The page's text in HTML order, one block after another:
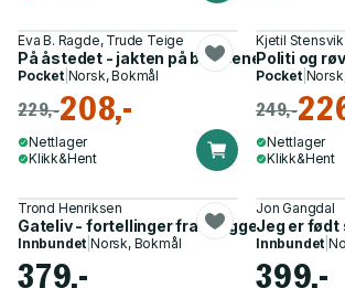
Eva B. Ragde, Trude Teige
På åstedet - jakten på bevisene
Pocket| Norsk, Bokmål
229,-208,-
Nettlager
Klikk&Hent
Kjetil
Politi og
Pocket|
249,-
Nettlager
Klikk&Hent
Trond Henriksen
Gateliv - fortellinger fra skyggesiden
Innbundet |Norsk, Bokmål
379,-
Jon Gangdal
Jeg er født
Innbundet |
399,-